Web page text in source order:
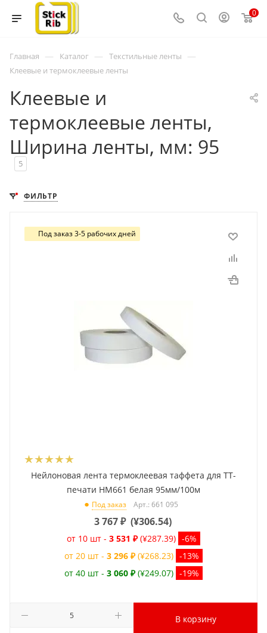
0
Главная — Каталог — Текстильные ленты —
Клеевые и термоклеевые ленты
Клеевые и
термоклеевые ленты,
Ширина ленты, мм: 95
5
ФИЛЬТР
Под заказ 3-5 рабочих дней
Нейлоновая лента термоклеевая таффета для ТТ-
печати HM661 белая 95мм/100м
Под заказ Арт.: 661 095
3 767₽ (¥306.54)
от 10 шт - 3 531 ₽ (¥287.39) -6%
от 20 шт - 3 296 ₽ (¥268.23) -13%
от 40 шт - 3 060 ₽ (¥249.07) -19%
В корзину